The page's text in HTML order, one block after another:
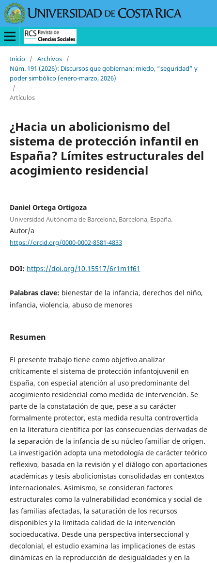
Inicio / Archivos /
Núm. 191 (2026): Discursos que gobiernan: miedo, “seguridad” y
poder simbólico (enero-marzo, 2026)
/
Artículos
¿Hacia un abolicionismo del
sistema de protección infantil en
España? Límites estructurales del
acogimiento residencial
Daniel Ortega Ortigoza
Universidad Autónoma de Barcelona, Barcelona, España.
Autor/a
https://orcid.org/0000-0002-8581-4833
DOI: https://doi.org/10.15517/6r1m1f61
Palabras clave: bienestar de la infancia, derechos del niño,
infancia, violencia, abuso de menores
Resumen
El presente trabajo tiene como objetivo analizar
críticamente el sistema de protección infantojuvenil en
España, con especial atención al uso predominante del
acogimiento residencial como medida de intervención. Se
parte de la constatación de que, pese a su carácter
formalmente protector, esta medida resulta controvertida
en la literatura científica por las consecuencias derivadas de
la separación de la infancia de su núcleo familiar de origen.
La investigación adopta una metodología de carácter teórico
reflexivo, basada en la revisión y el diálogo con aportaciones
académicas y tesis abolicionistas consolidadas en contextos
internacionales. Asimismo, se consideran factores
estructurales como la vulnerabilidad económica y social de
las familias afectadas, la saturación de los recursos
disponibles y la limitada calidad de la intervención
socioeducativa. Desde una perspectiva interseccional y
decolonial, el estudio examina las implicaciones de estas
dinámicas en la reproducción de desigualdades y en la